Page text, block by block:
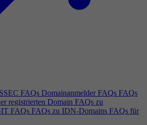
FAQs Domainanmelder FAQs FAQs
registrierten Domain FAQs zu
FAQs FAQs zu IDN-Domains FAQs für